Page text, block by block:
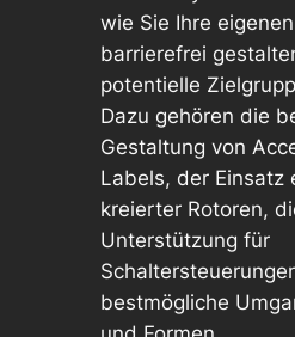
wie Sie Ihre
barrierefrei
potentielle
Dazu gehören die
Gestaltung von
Labels, der Einsatz
kreierter Rotoren,
Unterstützung für
bestmögliche